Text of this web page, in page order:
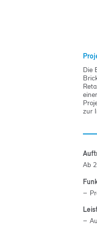
Die
zur
Ab